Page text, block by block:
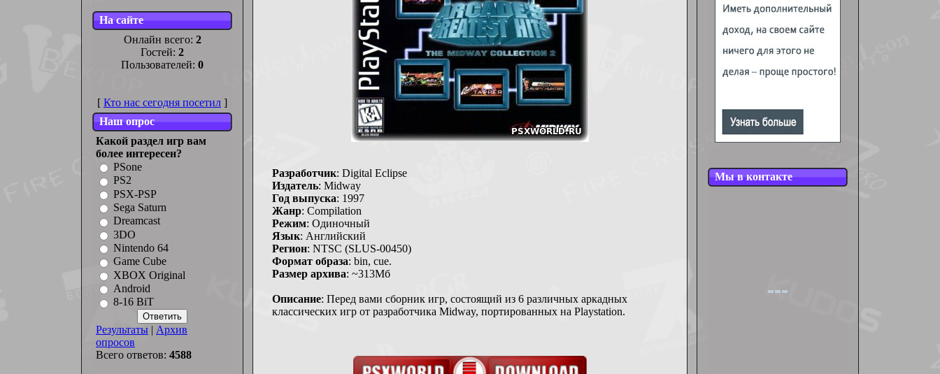
На сайте
Онлайн всего: 2
Гостей: 2
Пользователей: 0
[ Кто нас сегодня посетил ]
Наш опрос
Какой раздел игр вам
более интересен?
PSone
PS2
PSX-PSP
Sega Saturn
Dreamcast
3DO
Nintendo 64
Game Cube
XBOX Original
Android
8-16 BiT
Результаты | Архив
опросов
Всего ответов: 4588
Разработчик: Digital Eclipse
Издатель: Midway
Год выпуска: 1997
Жанр: Compilation
Режим: Одиночный
Язык: Английский
Регион: NTSC (SLUS-00450)
Формат образа: bin, cue.
Размер архива: ~313Мб
Описание: Перед вами сборник игр, состоящий из 6 различных аркадных
классических игр от разработчика Midway, портированных на Playstation.
Мы в контакте